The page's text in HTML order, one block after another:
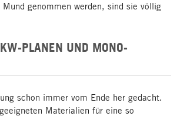
genommen werden, sind sie völlig
PLANEN UND MONO-
schon immer vom Ende her gedacht.
Materialien für eine so